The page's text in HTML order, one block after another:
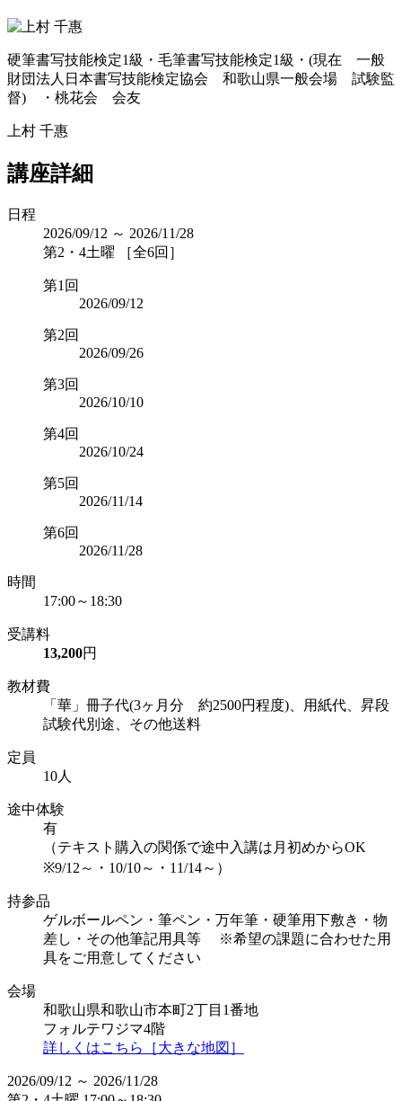
硬筆書写技能検定1級・毛筆書写技能検定1級・(現在 一般
財団法人日本書写技能検定協会 和歌山県一般会場 試験監
督) ・桃花会 会友
上村 千惠
講座詳細
日程
2026/09/12 ～ 2026/11/28
第2・4土曜 ［全6回］
第1回
2026/09/12
第2回
2026/09/26
第3回
2026/10/10
第4回
2026/10/24
第5回
2026/11/14
第6回
2026/11/28
時間
17:00～18:30
受講料
13,200円
教材費
「華」冊子代(3ヶ月分 約2500円程度)、用紙代、昇段
試験代別途、その他送料
定員
10人
途中体験
有
（テキスト購入の関係で途中入講は月初めからOK
※9/12～・10/10～・11/14～）
持参品
ゲルボールペン・筆ペン・万年筆・硬筆用下敷き・物
差し・その他筆記用具等 ※希望の課題に合わせた用
具をご用意してください
会場
和歌山県和歌山市本町2丁目1番地
フォルテワジマ4階
詳しくはこちら［大きな地図］
2026/09/12 ～ 2026/11/28